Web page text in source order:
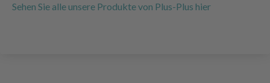
Sehen Sie alle unsere Produkte von Plus-Plus hier